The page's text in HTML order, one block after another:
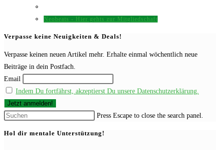
Neobeats - Hier gehts zur Mitgliedschaft
Verpasse keine Neuigkeiten & Deals!
Verpasse keinen neuen Artikel mehr. Erhalte einmal wöchentlich neue
Beiträge in dein Postfach.
Email
Indem Du fortfährst, akzeptierst Du unsere Datenschutzerklärung.
Press Escape to close the search panel.
Hol dir mentale Unterstützung!